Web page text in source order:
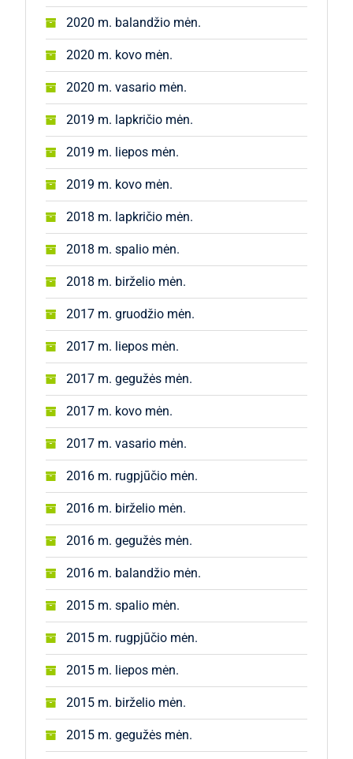
2020 m. balandžio mėn.
2020 m. kovo mėn.
2020 m. vasario mėn.
2019 m. lapkričio mėn.
2019 m. liepos mėn.
2019 m. kovo mėn.
2018 m. lapkričio mėn.
2018 m. spalio mėn.
2018 m. birželio mėn.
2017 m. gruodžio mėn.
2017 m. liepos mėn.
2017 m. gegužės mėn.
2017 m. kovo mėn.
2017 m. vasario mėn.
2016 m. rugpjūčio mėn.
2016 m. birželio mėn.
2016 m. gegužės mėn.
2016 m. balandžio mėn.
2015 m. spalio mėn.
2015 m. rugpjūčio mėn.
2015 m. liepos mėn.
2015 m. birželio mėn.
2015 m. gegužės mėn.